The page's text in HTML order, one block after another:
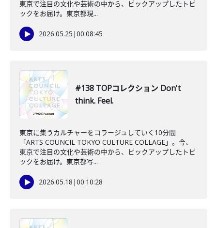
東京で注目の文化や芸術の中から、ピックアップしたトピ
ックをお届け。東京都現...
2026.05.25 |00:08:45
#138 TOPコレクション Don't
think. Feel.
東京に集うカルチャーをコラージュしていく10分間
「ARTS COUNCIL TOKYO CULTURE COLLAGE」。今、
東京で注目の文化や芸術の中から、ピックアップしたトピ
ックをお届け。東京都写...
2026.05.18 |00:10:28